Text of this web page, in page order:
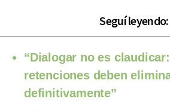
Seguí leyendo:
“Dialogar no es
retenciones deben
definitivamente”